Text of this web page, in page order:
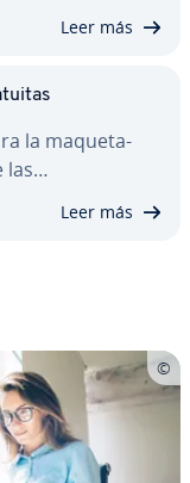
Leer más
la ma­que­ta­
las…
Leer más